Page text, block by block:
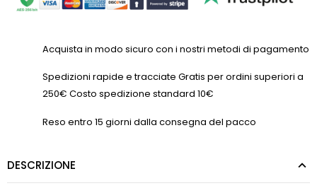
Acquista in modo sicuro con i nostri metodi di pagamento
Spedizioni rapide e tracciate Gratis per ordini superiori a
250€ Costo spedizione standard 10€
Reso entro 15 giorni dalla consegna del pacco
DESCRIZIONE